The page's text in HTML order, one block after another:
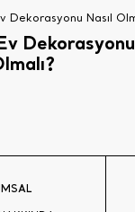
Dekorasyonu